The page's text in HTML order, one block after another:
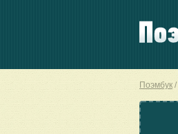
Поэмбук